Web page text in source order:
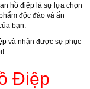
hồ điệp là sự lựa chọn
độc đáo và ấn
bạn.
và nhận được sự phục
Điệp